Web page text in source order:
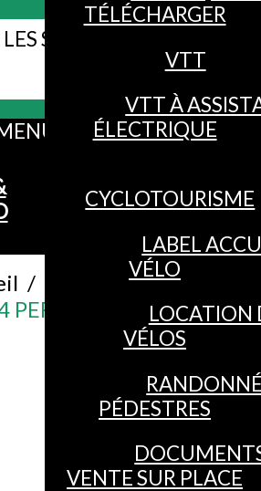
SITES WEB DES
TÉLÉCHARGER
VTT
VTT À
ÉLECTRIQUE
CYCLOTOURISME
LABEL
VÉLO
LOCATION
VÉLOS
PÉDESTRES
VENTE SUR PLACE
/